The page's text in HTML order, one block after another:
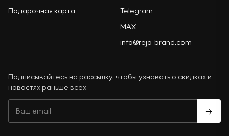
Подарочная карта
Telegram
MAX
info@rejo-brand.com
Подписывайтесь на рассылку, чтобы узнавать о скидках и
новостях раньше всех
→